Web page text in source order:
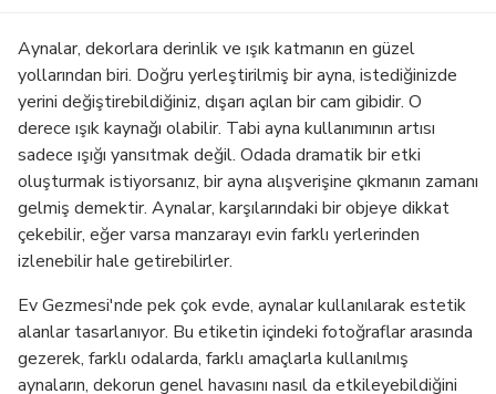
Aynalar, dekorlara derinlik ve ışık katmanın en güzel
yollarından biri. Doğru yerleştirilmiş bir ayna, istediğinizde
yerini değiştirebildiğiniz, dışarı açılan bir cam gibidir. O
derece ışık kaynağı olabilir. Tabi ayna kullanımının artısı
sadece ışığı yansıtmak değil. Odada dramatik bir etki
oluşturmak istiyorsanız, bir ayna alışverişine çıkmanın zamanı
gelmiş demektir. Aynalar, karşılarındaki bir objeye dikkat
çekebilir, eğer varsa manzarayı evin farklı yerlerinden
izlenebilir hale getirebilirler.
Ev Gezmesi'nde pek çok evde, aynalar kullanılarak estetik
alanlar tasarlanıyor. Bu etiketin içindeki fotoğraflar arasında
gezerek, farklı odalarda, farklı amaçlarla kullanılmış
aynaların, dekorun genel havasını nasıl da etkileyebildiğini